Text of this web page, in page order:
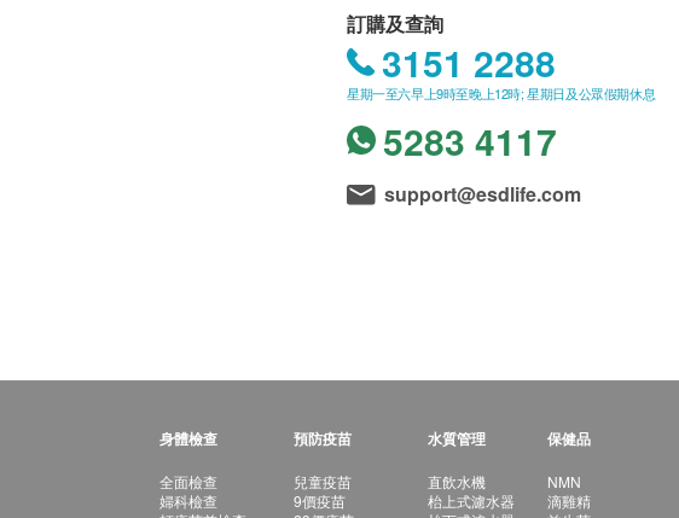
訂購及查詢
3151 2288
星期一至六早上9時至晚上12時; 星期日及公眾假期休息
5283 4117
support@esdlife.com
身體檢查
全面檢查
婦科檢查
預防疫苗
兒童疫苗
9價疫苗
水質管理
直飲水機
枱上式濾水器
保健品
NMN
滴雞精